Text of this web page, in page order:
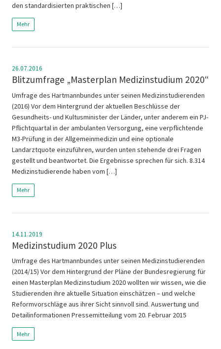
den standardisierten praktischen […]
Mehr
26.07.2016
Blitzumfrage „Masterplan Medizinstudium 2020“
Umfrage des Hartmannbundes unter seinen Medizinstudierenden
(2016) Vor dem Hintergrund der aktuellen Beschlüsse der
Gesundheits- und Kultusminister der Länder, unter anderem ein PJ-
Pflichtquartal in der ambulanten Versorgung, eine verpflichtende
M3-Prüfung in der Allgemeinmedizin und eine optionale
Landarztquote einzuführen, wurden unten stehende drei Fragen
gestellt und beantwortet. Die Ergebnisse sprechen für sich. 8.314
Medizinstudierende haben vom […]
Mehr
14.11.2019
Medizinstudium 2020 Plus
Umfrage des Hartmannbundes unter seinen Medizinstudierenden
(2014/15) Vor dem Hintergrund der Pläne der Bundesregierung für
einen Masterplan Medizinstudium 2020 wollten wir wissen, wie die
Studierenden ihre aktuelle Situation einschätzen – und welche
Reformvorschläge aus ihrer Sicht sinnvoll sind. Auswertung und
Detailinformationen Pressemitteilung vom 20. Februar 2015
Mehr